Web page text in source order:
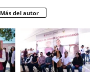
Más del autor